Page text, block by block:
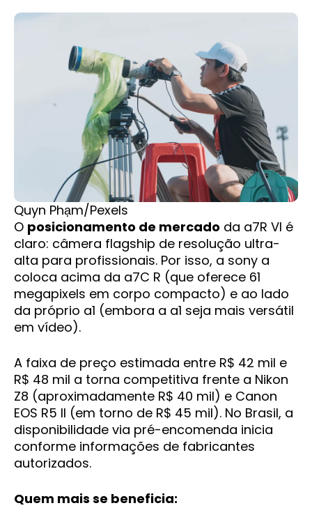
Quyn Phạm/Pexels
O posicionamento de mercado da a7R VI é
claro: câmera flagship de resolução ultra-
alta para profissionais. Por isso, a sony a
coloca acima da a7C R (que oferece 61
megapixels em corpo compacto) e ao lado
da próprio a1 (embora a a1 seja mais versátil
em vídeo).
A faixa de preço estimada entre R$ 42 mil e
R$ 48 mil a torna competitiva frente a Nikon
Z8 (aproximadamente R$ 40 mil) e Canon
EOS R5 II (em torno de R$ 45 mil). No Brasil, a
disponibilidade via pré-encomenda inicia
conforme informações de fabricantes
autorizados.
Quem mais se beneficia: